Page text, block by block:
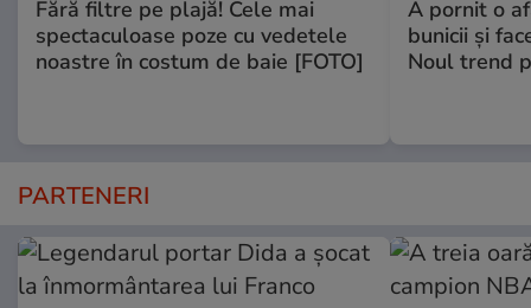
Fără filtre pe plajă! Cele mai
spectaculoase poze cu vedetele
noastre în costum de baie [FOTO]
A pornit o
bunicii şi
Noul trend
PARTENERI